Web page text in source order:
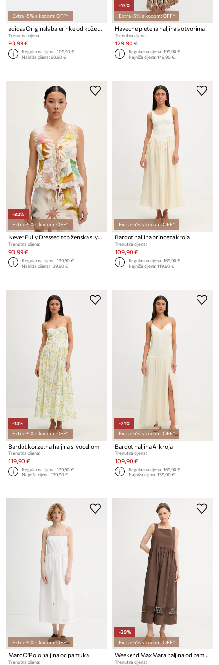
Extra -5% s kodom: OFF*
Trenutna cijena:
93,99 €
Regularna cijena:109,90 €
Najniža cijena:98,90 €
-13%
Extra -5% s kodom: OFF*
Haveone pletena haljina s otvorima
Trenutna cijena:
129,90 €
Regularna cijena:199,90 €
Najniža cijena:149,90 €
-32%
Extra -5% s kodom: OFF*
Never Fully Dressed top ženska s lyocellom
Trenutna cijena:
93,99 €
Regularna cijena:139,90 €
Najniža cijena:139,90 €
Extra -5% s kodom: OFF*
Bardot haljina princeza kroja
Trenutna cijena:
109,90 €
Regularna cijena:169,90 €
Najniža cijena:119,90 €
-14%
Extra -5% s kodom: OFF*
Bardot korzetna haljina s lyocellom
Trenutna cijena:
119,90 €
Regularna cijena:179,90 €
Najniža cijena:139,90 €
-21%
Extra -5% s kodom: OFF*
Bardot haljina A-kroja
Trenutna cijena:
109,90 €
Regularna cijena:169,90 €
Najniža cijena:139,90 €
Extra -5% s kodom: OFF*
Marc O'Polo haljina od pamuka
Trenutna cijena:
-29%
Extra -5% s kodom: OFF*
Weekend Max Mara haljina od pamuka GOLA
Trenutna cijena: